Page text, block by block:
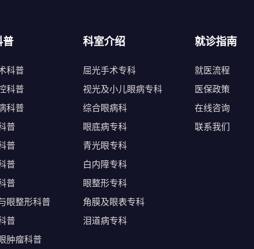
普
科普
科普
科普
普
普
普
普
眼整形科普
普
肿瘤科普
科室介绍
屈光手术专科
视光及小儿眼病专科
综合眼病科
眼底病专科
青光眼专科
白内障专科
眼整形专科
角膜及眼表专科
泪道病专科
就诊指南
就医流程
医保政策
在线咨询
联系我们